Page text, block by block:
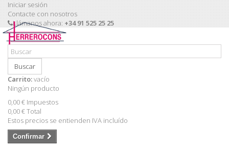
Iniciar sesión
Contacte con nosotros
Llámanos ahora: +34 91 525 25 25
Buscar
Carrito:vacío
Ningún producto
0,00 € Impuestos
0,00 €Total
Estos precios se entienden IVA incluído
Confirmar